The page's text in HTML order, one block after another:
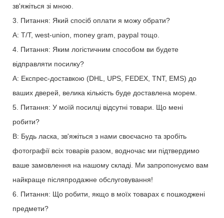
зв'яжіться зі мною.
3. Питання: Який спосіб оплати я можу обрати?
A: T/T, west-union, money gram, paypal тощо.
4. Питання: Яким логістичним способом ви будете
відправляти посилку?
A: Експрес-доставкою (DHL, UPS, FEDEX, TNT, EMS) до
ваших дверей, велика кількість буде доставлена ​​морем.
5. Питання: У моїй посилці відсутні товари. Що мені
робити?
В: Будь ласка, зв'яжіться з нами своєчасно та зробіть
фотографії всіх товарів разом, водночас ми підтвердимо
ваше замовлення на нашому складі. Ми запропонуємо вам
найкраще післяпродажне обслуговування!
6. Питання: Що робити, якщо в моїх товарах є пошкоджені
предмети?